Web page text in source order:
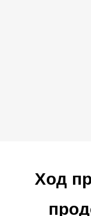
Ход